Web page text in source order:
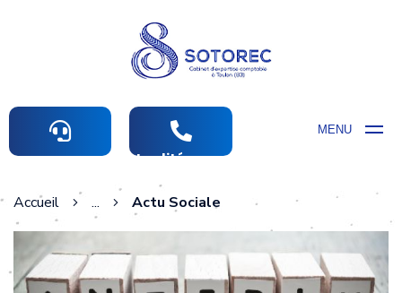
MENU
Actualités comptables
Accueil ... Actu Sociale